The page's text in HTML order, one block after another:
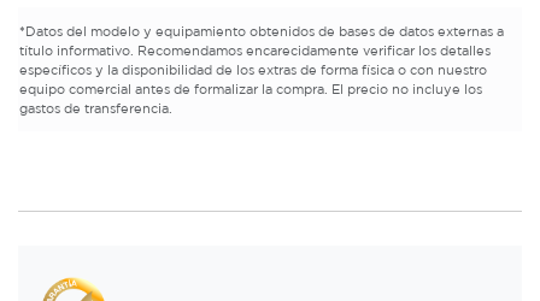
*Datos del modelo y equipamiento obtenidos de bases de datos externas a
título informativo. Recomendamos encarecidamente verificar los detalles
específicos y la disponibilidad de los extras de forma física o con nuestro
equipo comercial antes de formalizar la compra. El precio no incluye los
gastos de transferencia.